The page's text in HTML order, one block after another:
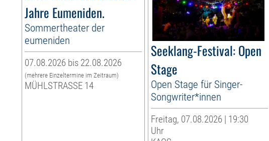
Jahre Eumeniden.
Sommertheater der
eumeniden
07.08.2026 bis 22.08.2026
(mehrere Einzeltermine im Zeitraum)
MÜHLSTRASSE 14
Seeklang-Festival: Open
Stage
Open Stage für Singer-
Songwriter*innen
Freitag, 07.08.2026 | 19:30
Uhr